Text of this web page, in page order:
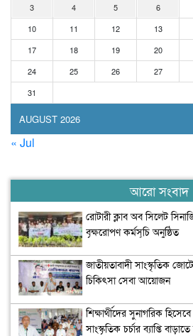
AUGUST 2026
3
4 5 6
10
11 12 13
17
18 19 20
24
25 26 27
31
« Jul
আরো সংবাদ
রোটারী ক্লাব অব সিলেট
বৃক্ষরোপণ কর্মসূচি অনুষ্ঠিত
জাতীয়তাবাদী সাংস্কৃতিক
চিকিৎসা সেবা আয়োজন
শিক্ষার্থীদের সুনাগরিক
সাংস্কৃতিক চর্চার ব্যাপ্তি